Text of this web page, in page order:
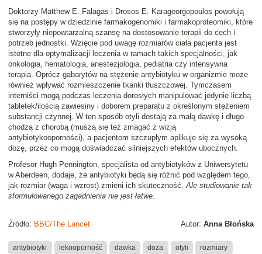
Doktorzy Matthew E. Falagas i Drosos E. Karageorgopoulos powołują
się na postępy w dziedzinie farmakogenomiki i farmakoproteomiki, które
stworzyły niepowtarzalną szansę na dostosowanie terapii do cech i
potrzeb jednostki. Wzięcie pod uwagę rozmiarów ciała pacjenta jest
istotne dla optymalizacji leczenia w ramach takich specjalności, jak
onkologia, hematologia, anestezjologia, pediatria czy intensywna
terapia. Oprócz gabarytów na stężenie antybiotyku w organizmie może
również wpływać rozmieszczenie tkanki tłuszczowej. Tymczasem
interniści mogą podczas leczenia dorosłych manipulować jedynie liczbą
tabletek/ilością zawiesiny i doborem preparatu z określonym stężeniem
substancji czynnej. W ten sposób otyli dostają za małą dawkę i długo
chodzą z chorobą (muszą się też zmagać z wizją
antybiotykooporności), a pacjentom szczupłym aplikuje się za wysoką
dozę, przez co mogą doświadczać silniejszych efektów ubocznych.
Profesor Hugh Pennington, specjalista od antybiotyków z Uniwersytetu
w Aberdeen, dodaje, że antybiotyki będą się różnić pod względem tego,
jak rozmiar (waga i wzrost) zmieni ich skuteczność. Ale studiowanie tak
sformułowanego zagadnienia nie jest łatwe
Autor: Anna Błońska
Źródło: BBC/The Lancet
antybiotyki lekooporność dawka doza otyli rozmiary